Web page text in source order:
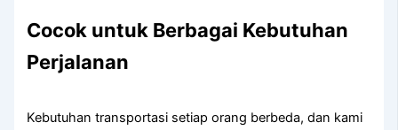
Cocok untuk Berbagai Kebutuhan
Perjalanan
Kebutuhan transportasi setiap orang berbeda, dan kami